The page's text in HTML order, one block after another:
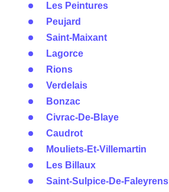
Les Peintures
Peujard
Saint-Maixant
Lagorce
Rions
Verdelais
Bonzac
Civrac-De-Blaye
Caudrot
Mouliets-Et-Villemartin
Les Billaux
Saint-Sulpice-De-Faleyrens